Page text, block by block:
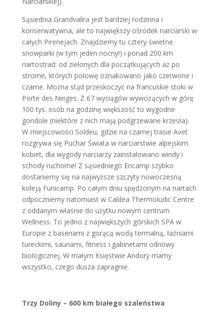
Sąsiednia Grandvalira jest bardziej rodzinna i
konserwatywna, ale to największy ośrodek narciarski w
całych Pirenejach. Znajdziemy tu cztery świetne
snowparki (w tym jeden nocny!) i ponad 200 km
nartostrad: od zielonych dla początkujących aż po
strome, których połowę oznakowano jako czerwone i
czarne. Można stąd przeskoczyć na francuskie stoki w
Porte des Neiges. Z 67 wyciągów wywożących w górę
100 tys. osób na godzinę większość to wygodne
gondole (niektóre z nich mają podgrzewane krzesła).
W miejscowości Soldeu, gdzie na czarnej trasie Avet
rozgrywa się Puchar Świata w narciarstwie alpejskim
kobiet, dla wygody narciarzy zainstalowano windy i
schody ruchome! Z sąsiedniego Encamp szybko
dostaniemy się na najwyższe szczyty nowoczesną
koleją Funicamp. Po całym dniu spędzonym na nartach
odpoczniemy natomiast w Caldea Thermoludic Centre
z oddanym właśnie do użytku nowym centrum
Wellness. To jedno z największych górskich SPA w
Europie z basenami z gorącą wodą termalną, łaźniami
tureckimi, saunami, fitness i gabinetami odnowy
biologicznej. W małym Księstwie Andory mamy
wszystko, czego dusza zapragnie.
Trzy Doliny – 600 km białego szaleństwa